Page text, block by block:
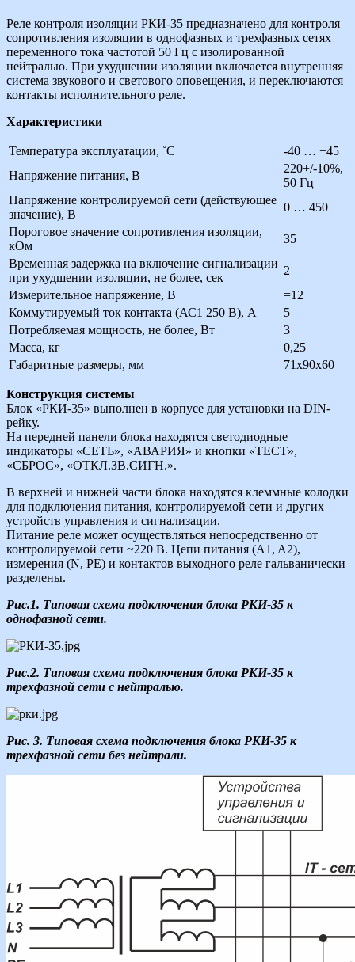
Реле контроля изоляции РКИ-35 предназначено для контроля
сопротивления изоляции в однофазных и трехфазных сетях
переменного тока частотой 50 Гц с изолированной
нейтралью. При ухудшении изоляции включается внутренняя
система звукового и светового оповещения, и переключаются
контакты исполнительного реле.
Характеристики
Температура эксплуатации, ˚С
-40 … +45
Напряжение питания, В
220+/-10%,
50 Гц
Напряжение контролируемой сети (действующее
значение), В
0 … 450
Пороговое значение сопротивления изоляции,
кОм
35
Временная задержка на включение сигнализации
при ухудшении изоляции, не более, сек
2
Измерительное напряжение, В
=12
Коммутируемый ток контакта (АС1 250 В), А
5
Потребляемая мощность, не более, Вт
3
Масса, кг
0,25
Габаритные размеры, мм
71х90х60
Конструкция системы
Блок «РКИ-35» выполнен в корпусе для установки на DIN-
рейку.
На передней панели блока находятся светодиодные
индикаторы «СЕТЬ», «АВАРИЯ» и кнопки «ТЕСТ»,
«СБРОС», «ОТКЛ.ЗВ.СИГН.».
В верхней и нижней части блока находятся клеммные колодки
для подключения питания, контролируемой сети и других
устройств управления и сигнализации.
Питание реле может осуществляться непосредственно от
контролируемой сети ~220 В. Цепи питания (A1, A2),
измерения (N, PE) и контактов выходного реле гальванически
разделены.
Рис.1. Типовая схема подключения блока РКИ-35 к
однофазной сети.
Рис.2. Типовая схема подключения блока РКИ-35 к
трехфазной сети с нейтралью.
Рис. 3. Типовая схема подключения блока РКИ-35 к
трехфазной сети без нейтрали.